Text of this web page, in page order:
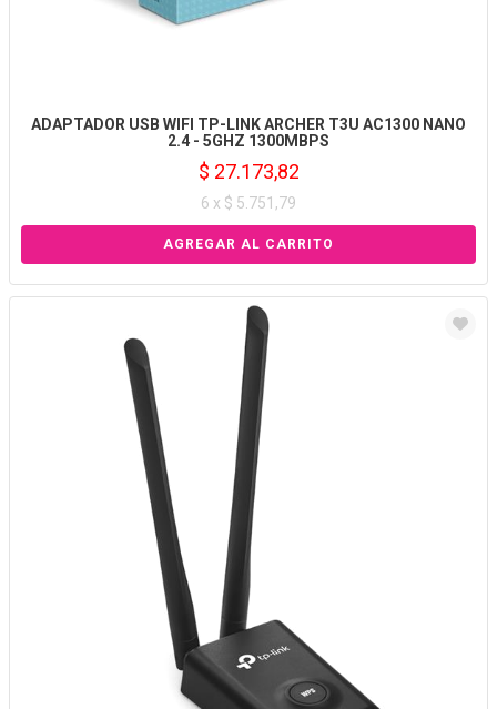
ADAPTADOR USB WIFI TP-LINK ARCHER T3U AC1300 NANO
2.4 - 5GHZ 1300MBPS
$ 27.173,82
6 x $ 5.751,79